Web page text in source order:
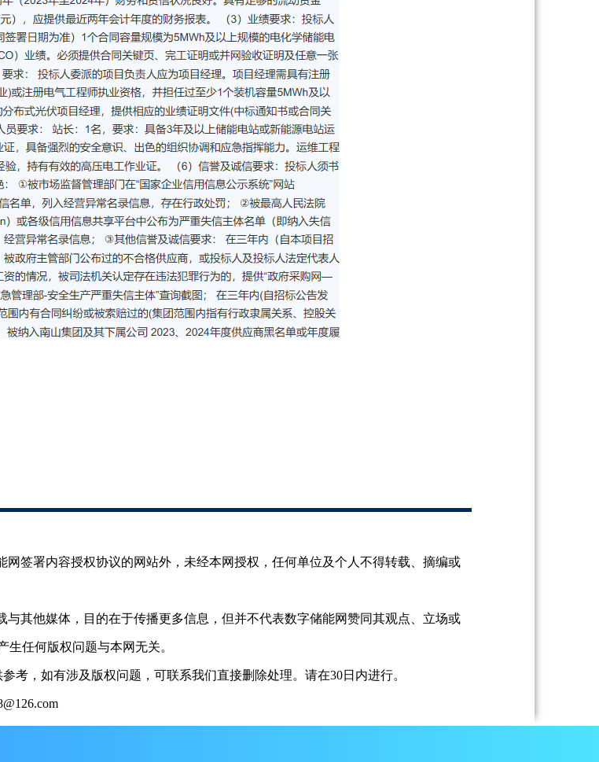
网签署内容授权协议的网站外，未经本网授权，任何单位及个人不得转载、摘编或
与其他媒体，目的在于传播更多信息，但并不代表数字储能网赞同其观点、立场或
任何版权问题与本网无关。
考，如有涉及版权问题，可联系我们直接删除处理。请在30日内进行。